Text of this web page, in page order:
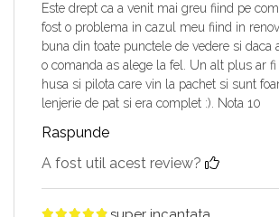
Este drept ca a venit mai greu fiind pe
fost o problema in cazul meu fiind in
buna din toate punctele de vedere si daca
o comanda as alege la fel. Un alt plus ar
husa si pilota care vin la pachet si sunt
lenjerie de pat si era complet :). Nota 10
Raspunde
A fost util acest review?